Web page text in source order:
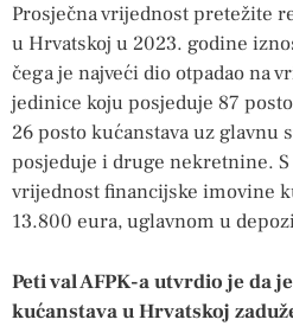
Prosječna vrijednost pretežite
u Hrvatskoj u 2023. godine
čega je najveći dio otpadao na
jedinice koju posjeduje 87
26 posto kućanstava uz glavnu
posjeduje i druge nekretnine.
vrijednost financijske imovine
13.800 eura, uglavnom u
Peti val AFPK-a utvrdio je da
kućanstava u Hrvatskoj